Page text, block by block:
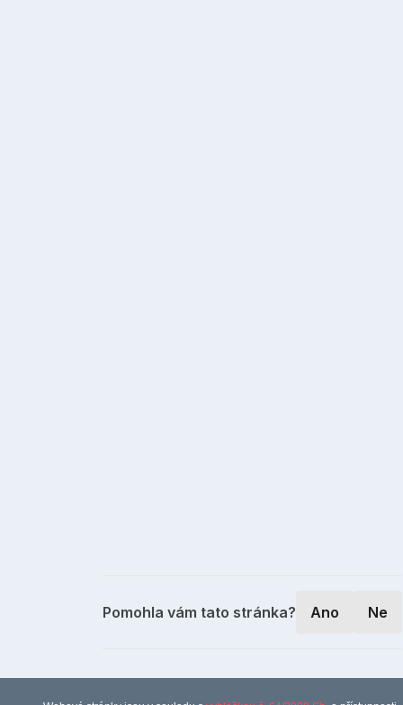
Pomohla vám tato stránka? Ano Ne